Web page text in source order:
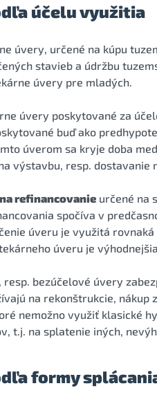
účelu využitia
úvery, určené na kúpu
stavieb a údržbu
úvery pre mladých.
úvery poskytované za
buď ako
úverom sa kryje doba
výstavbu, resp. dostavanie
na refinancovanie určené na
spočíva v
úveru je využitá
úveru je
resp. bezúčelové úvery
na rekonštrukcie, nákup
nemožno využiť klasické
t.j. na splatenie iných,
formy